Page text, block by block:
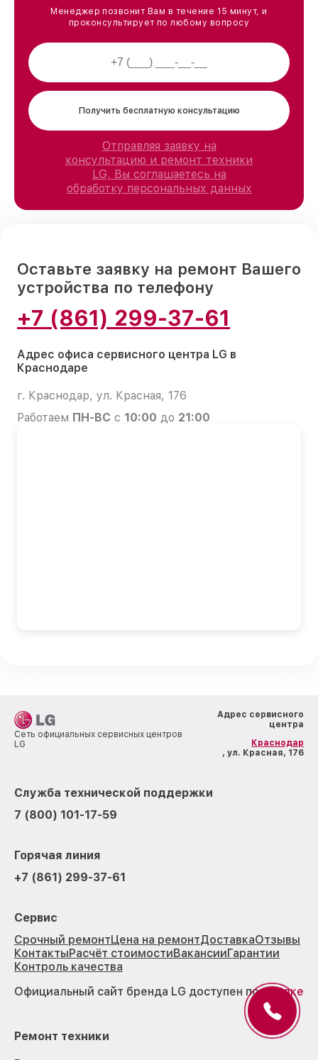
Менеджер позвонит Вам в течение 15 минут, и
проконсультирует по любому вопросу
Получить бесплатную консультацию
Отправляя заявку на
консультацию и ремонт техники
LG, Вы соглашаетесь на
обработку персональных данных
Оставьте заявку на ремонт Вашего
устройства по телефону
+7 (861) 299-37-61
Адрес офиса сервисного центра LG в
Краснодаре
г. Краснодар, ул. Красная, 176
Работаем ПН-ВС с 10:00 до 21:00
Сеть официальных сервисных центров
LG
Адрес сервисного
центра
Краснодар
, ул. Красная, 176
Служба технической поддержки
7 (800) 101-17-59
Горячая линия
+7 (861) 299-37-61
Сервис
Срочный ремонтЦена на ремонтДоставкаОтзывы
КонтактыРасчёт стоимостиВакансииГарантии
Контроль качества
Официальный сайт бренда LG доступен поссылке
Ремонт техники